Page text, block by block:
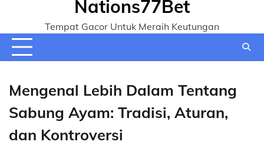
Nations77Bet
Tempat Gacor Untuk Meraih Keutungan
Mengenal Lebih Dalam Tentang
Sabung Ayam: Tradisi, Aturan,
dan Kontroversi